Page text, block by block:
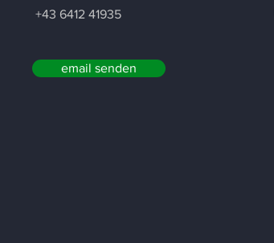
+43 6412 41935
email senden